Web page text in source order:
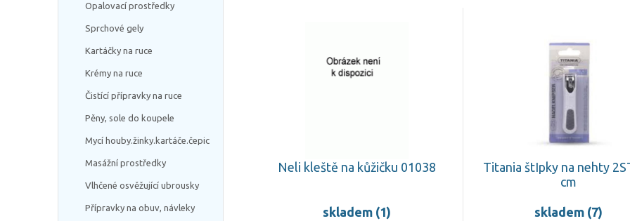
Opalovací prostředky
Sprchové gely
Kartáčky na ruce
Krémy na ruce
Čistící přípravky na ruce
Pěny, sole do koupele
Mycí houby.žinky.kartáče.čepic
Masážní prostředky
Vlhčené osvěžující ubrousky
Přípravky na obuv, návleky
Neli kleště na kůžičku 01038
skladem (1)
Titania štIpky na nehty
cm
skladem (7)